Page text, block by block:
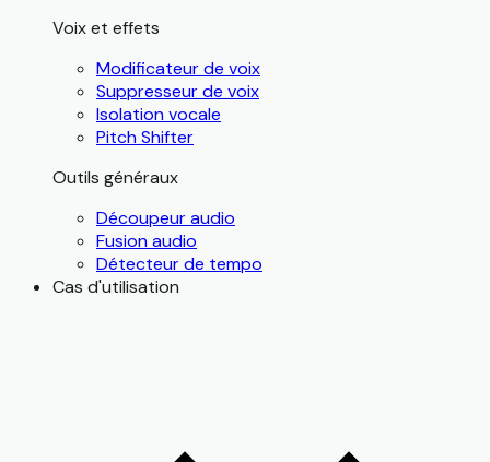
Voix et effets
Modificateur de voix
Suppresseur de voix
Isolation vocale
Pitch Shifter
Outils généraux
Découpeur audio
Fusion audio
Détecteur de tempo
Cas d'utilisation